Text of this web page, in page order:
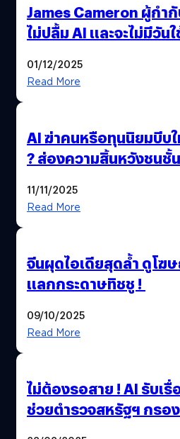
James Cameron ผู้กำ
ไม่ปลื้ม AI และจะไม่มีวัน
01/12/2025
Read More
AI ฆ่าคนหรือทุนนิยมบีบ
? ส่องความสิ้นหวังชนชั้น
11/11/2025
Read More
จีนผุดไอเดียสุดล้ำ ดูโฆ
แลกกระดาษทิชชู !
09/10/2025
Read More
ไม่ต้องรอสาย ! AI รับเ
ช่วยตำรวจสหรัฐฯ กรอ